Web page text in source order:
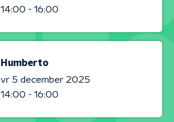
14:00 - 16:00
Humberto
vr 5 december 2025
14:00 - 16:00